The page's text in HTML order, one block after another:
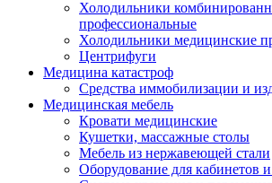
Холодильники
профессиональные
Холодильники медицинские
Центрифуги
Медицина катастроф
Средства иммобилизации и
Медицинская мебель
Кровати медицинские
Кушетки, массажные столы
Мебель из нержавеющей стали
Оборудование для кабинетов